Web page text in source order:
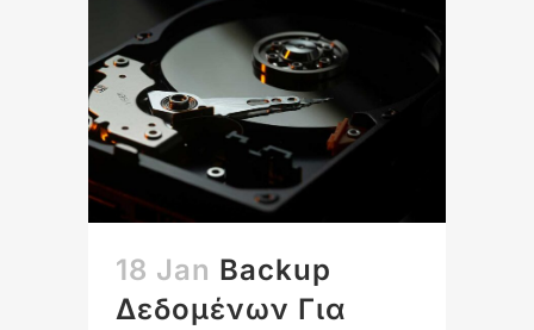
18 Jan Backup
Δεδομένων Για